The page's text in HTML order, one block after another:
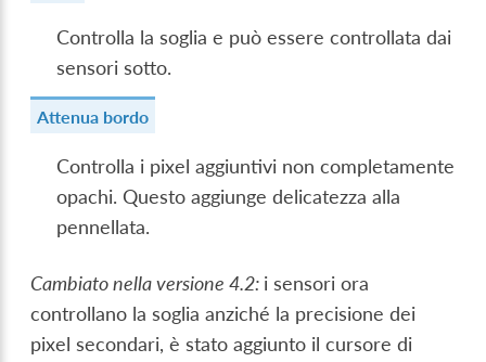
Controlla la soglia e può essere controllata dai
sensori sotto.
Attenua bordo
Controlla i pixel aggiuntivi non completamente
opachi. Questo aggiunge delicatezza alla
pennellata.
Cambiato nella versione 4.2: i sensori ora
controllano la soglia anziché la precisione dei
pixel secondari, è stato aggiunto il cursore di